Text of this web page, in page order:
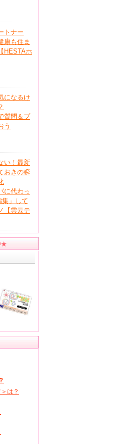
トナー
康も住ま
HESTAホ
になるけ
質問＆プ
う
い！最新
おきの瞬
に代わっ
」して
【雲云テ
★
は？